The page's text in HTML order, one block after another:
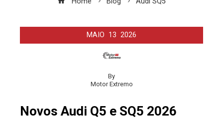
MAIO 13 2026
By
Motor Extremo
Novos Audi Q5 e SQ5 2026